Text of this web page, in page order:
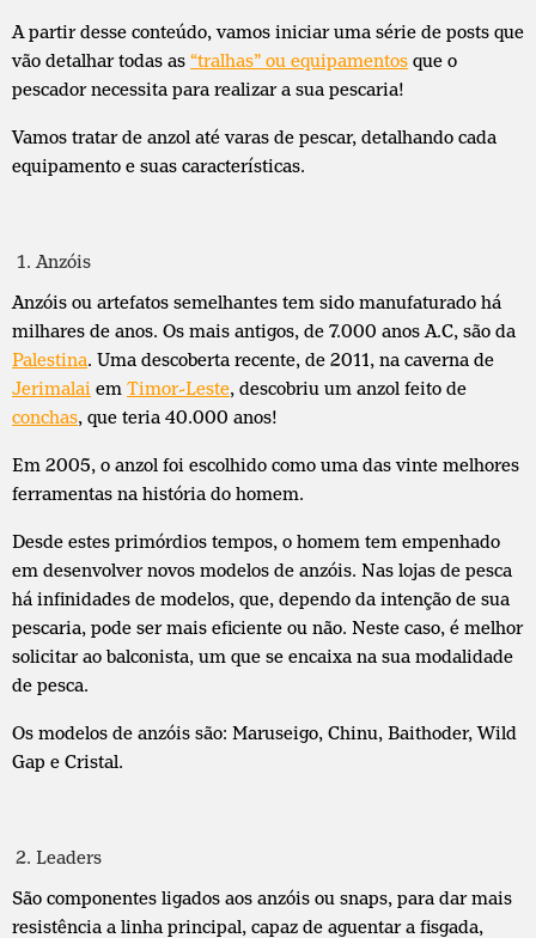
A partir desse conteúdo, vamos iniciar uma série de posts que
vão detalhar todas as “tralhas” ou equipamentos que o
pescador necessita para realizar a sua pescaria!
Vamos tratar de anzol até varas de pescar, detalhando cada
equipamento e suas características.
Anzóis
Anzóis ou artefatos semelhantes tem sido manufaturado há
milhares de anos. Os mais antigos, de 7.000 anos A.C, são da
Palestina. Uma descoberta recente, de 2011, na caverna de
Jerimalai em Timor-Leste, descobriu um anzol feito de
conchas, que teria 40.000 anos!
Em 2005, o anzol foi escolhido como uma das vinte melhores
ferramentas na história do homem.
Desde estes primórdios tempos, o homem tem empenhado
em desenvolver novos modelos de anzóis. Nas lojas de pesca
há infinidades de modelos, que, dependo da intenção de sua
pescaria, pode ser mais eficiente ou não. Neste caso, é melhor
solicitar ao balconista, um que se encaixa na sua modalidade
de pesca.
Os modelos de anzóis são: Maruseigo, Chinu, Baithoder, Wild
Gap e Cristal.
Leaders
São componentes ligados aos anzóis ou snaps, para dar mais
resistência a linha principal, capaz de aguentar a fisgada,